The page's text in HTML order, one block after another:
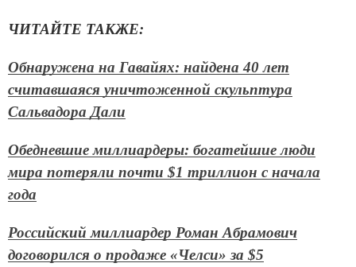
ЧИТАЙТЕ ТАКЖЕ:
Обнаружена на Гавайях: найдена 40 лет
считавшаяся уничтоженной скульптура
Сальвадора Дали
Обедневшие миллиардеры: богатейшие люди
мира потеряли почти $1 триллион с начала
года
Российский миллиардер Роман Абрамович
договорился о продаже «Челси» за $5